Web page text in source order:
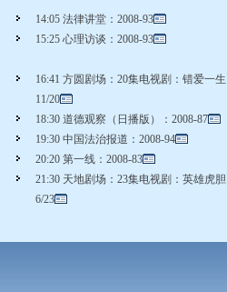
14:05 法律讲堂：2008-93
15:25 心理访谈：2008-93
16:41 方圆剧场：20集电视剧：错爱一生
11/20
18:30 道德观察（日播版）：2008-87
19:30 中国法治报道：2008-94
20:20 第一线：2008-83
21:30 天地剧场：23集电视剧：英雄虎胆
6/23